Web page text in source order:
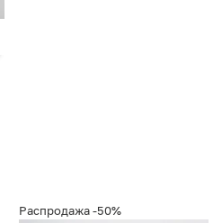
Распродажа-50%